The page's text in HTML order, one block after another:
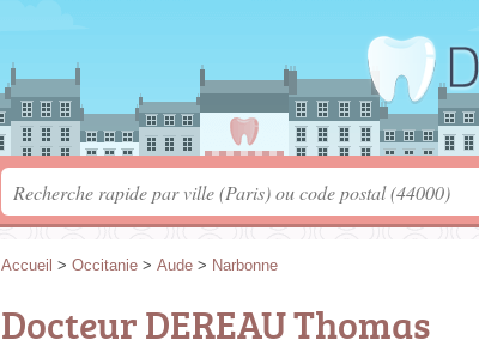
Accueil > Occitanie > Aude > Narbonne
Docteur DEREAU Thomas